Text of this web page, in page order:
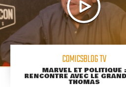
COMICSBLOG TV
MARVEL ET POLITIQUE :
RENCONTRE AVEC LE
THOMAS